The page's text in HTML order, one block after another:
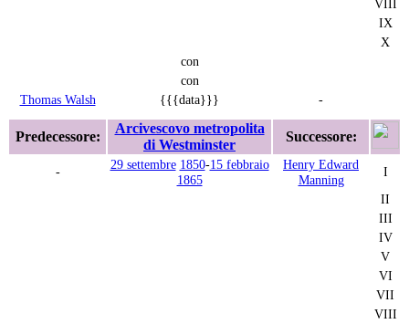
VIII
IX
X
con
con
Thomas Walsh
{{{data}}} -
Predecessore:
Arcivescovo metropolita
di Westminster
Successore:
- 29 settembre 1850-15 febbraio
1865
Henry Edward
Manning
I
II
III
IV
V
VI
VII
VIII